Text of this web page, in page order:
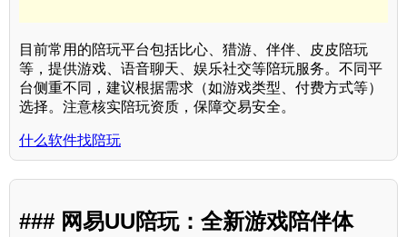
目前常用的陪玩平台包括比心、猎游、伴伴、皮皮陪玩
等，提供游戏、语音聊天、娱乐社交等陪玩服务。不同平
台侧重不同，建议根据需求（如游戏类型、付费方式等）
选择。注意核实陪玩资质，保障交易安全。
什么软件找陪玩
### 网易UU陪玩：全新游戏陪伴体